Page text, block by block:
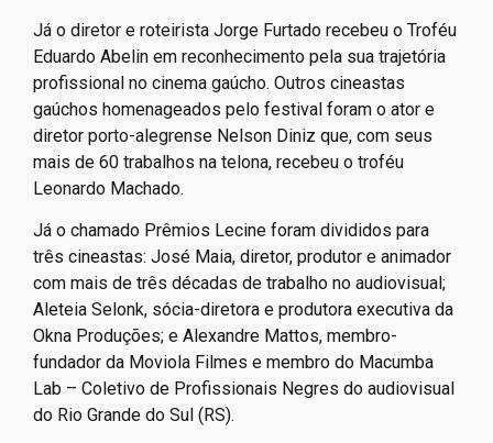
Já o diretor e roteirista Jorge Furtado recebeu o Troféu
Eduardo Abelin em reconhecimento pela sua trajetória
profissional no cinema gaúcho. Outros cineastas
gaúchos homenageados pelo festival foram o ator e
diretor porto-alegrense Nelson Diniz que, com seus
mais de 60 trabalhos na telona, recebeu o troféu
Leonardo Machado.
Já o chamado Prêmios Lecine foram divididos para
três cineastas: José Maia, diretor, produtor e animador
com mais de três décadas de trabalho no audiovisual;
Aleteia Selonk, sócia-diretora e produtora executiva da
Okna Produções; e Alexandre Mattos, membro-
fundador da Moviola Filmes e membro do Macumba
Lab – Coletivo de Profissionais Negres do audiovisual
do Rio Grande do Sul (RS).